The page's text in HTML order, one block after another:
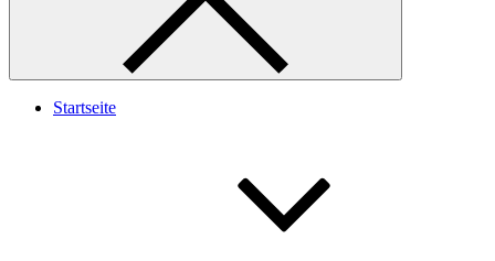
Startseite